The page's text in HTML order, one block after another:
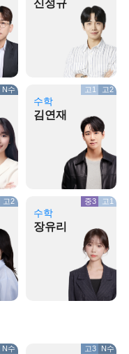
신성규
N수
수학
김연재
고1 고2
고2
수학
장유리
중3 고1
N수 고3 N수